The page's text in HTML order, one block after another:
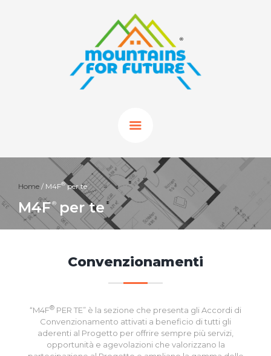
Home / M4F®per te
M4F®per te
Convenzionamenti
“M4F® PER TE” è la sezione che presenta gli Accordi di
Convenzionamento attivati a beneficio di tutti gli
aderenti al Progetto per offrire sempre più servizi,
opportunità e agevolazioni che valorizzano la